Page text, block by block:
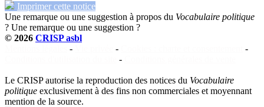
Imprimer cette notice
Une remarque ou une suggestion à propos du Vocabulaire politique
? Une remarque ou une suggestion ?
© 2026 CRISP asbl
- -
-
-
Le CRISP autorise la reproduction des notices du Vocabulaire
politique exclusivement à des fins non commerciales et moyennant
mention de la source.